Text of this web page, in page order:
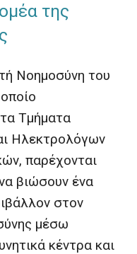
της
Νοημοσύνη του
τα Τμήματα
Ηλεκτρολόγων
παρέχονται
βιώσουν ένα
στον
μέσω
κέντρα και